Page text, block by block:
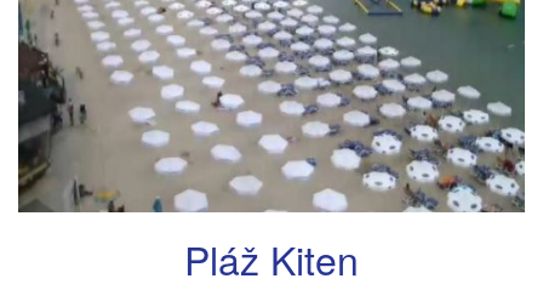
Pláž Kiten